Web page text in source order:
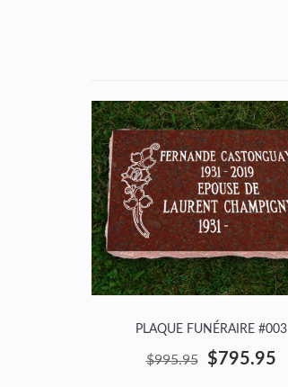
PLAQUE FUNÉRAIRE #003
$995.95 $795.95